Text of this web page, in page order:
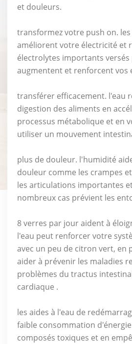
et douleurs.
transformez votre push on. les
améliorent votre électricité et
électrolytes importants versés
augmentent et renforcent vos
transférer efficacement. l'eau
digestion des aliments en
processus métabolique et en
utiliser un mouvement
plus de douleur. l'humidité
douleur comme les crampes
les articulations importantes
nombreux cas prévient les
8 verres par jour aident à
l'eau peut renforcer votre
avec un peu de citron vert, en
aider à prévenir les maladies
problèmes du tractus
cardiaque .
les aides à l'eau de
faible consommation
composés toxiques et en